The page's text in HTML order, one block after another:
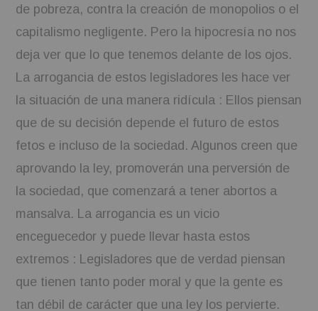
de pobreza, contra la creación de monopolios o el
capitalismo negligente. Pero la hipocresía no nos
deja ver que lo que tenemos delante de los ojos.
La arrogancia de estos legisladores les hace ver
la situación de una manera ridícula : Ellos piensan
que de su decisión depende el futuro de estos
fetos e incluso de la sociedad. Algunos creen que
aprovando la ley, promoverán una perversión de
la sociedad, que comenzará a tener abortos a
mansalva. La arrogancia es un vicio
enceguecedor y puede llevar hasta estos
extremos : Legisladores que de verdad piensan
que tienen tanto poder moral y que la gente es
tan débil de carácter que una ley los pervierte.